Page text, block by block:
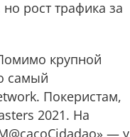
рост трафика за
крупной
самый
Покеристам,
2021. На
— у